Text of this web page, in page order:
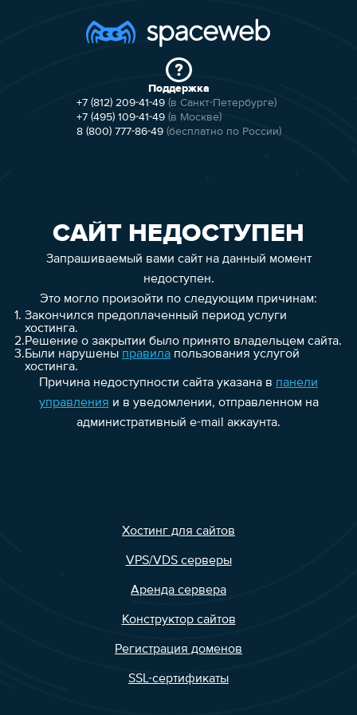
Поддержка
+7 (812) 209-41-49 (в Санкт-Петербурге)
+7 (495) 109-41-49 (в Москве)
8 (800) 777-86-49 (бесплатно по России)
САЙТ НЕДОСТУПЕН
Запрашиваемый вами сайт на данный момент
недоступен.
Это могло произойти по следующим причинам:
1. Закончился предоплаченный период услуги
хостинга.
2.Решение о закрытии было принято владельцем сайта.
3.Были нарушены правилапользования услугой
хостинга.
Причина недоступности сайта указана в панели
управления и в уведомлении, отправленном на
административный e-mail аккаунта.
Хостинг для сайтов
VPS/VDS серверы
Аренда сервера
Конструктор сайтов
Регистрация доменов
SSL-сертификаты